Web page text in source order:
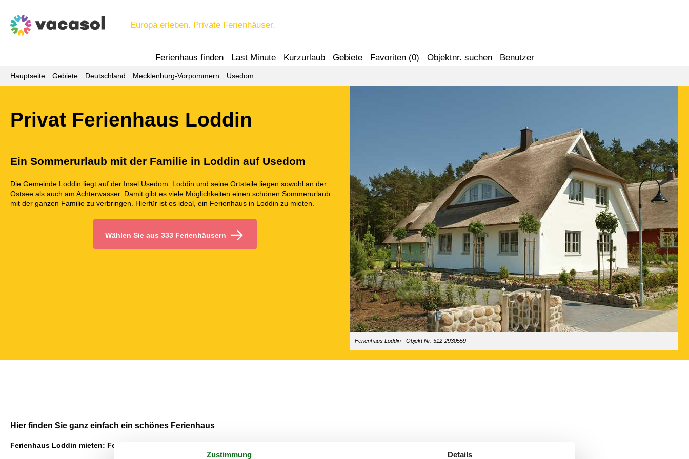
Europa erleben. Private Ferienhäuser.
Ferienhaus finden Last Minute Kurzurlaub Gebiete Favoriten (0) Objektnr. suchen Benutzer
Hauptseite Gebiete Deutschland Mecklenburg-Vorpommern Usedom
Privat Ferienhaus Loddin
Ein Sommerurlaub mit der Familie in Loddin auf Usedom
Die Gemeinde Loddin liegt auf der Insel Usedom. Loddin und seine Ortsteile liegen sowohl an der
Ostsee als auch am Achterwasser. Damit gibt es viele Möglichkeiten einen schönen Sommerurlaub
mit der ganzen Familie zu verbringen. Hierfür ist es ideal, ein Ferienhaus in Loddin zu mieten.
Wählen Sie aus 333 Ferienhäusern
Ferienhaus Loddin - Objekt Nr. 512-2930559
Hier finden Sie ganz einfach ein schönes Ferienhaus
Ferienhaus Loddin mieten: Ferien voller Erlebnisse
Zustimmung Details